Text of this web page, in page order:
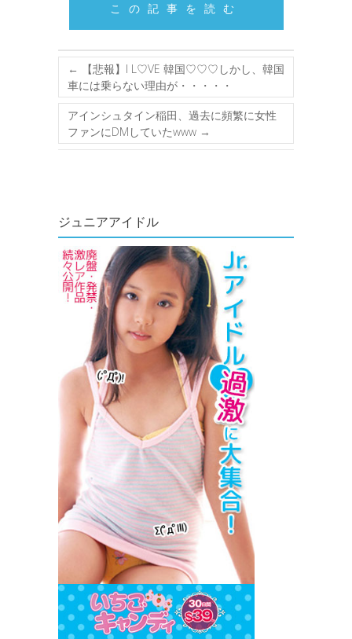
この記事を読む
←
【悲報】I L♡VE 韓国♡♡♡しかし、韓国
車には乗らない理由が・・・・・
アインシュタイン稲田、過去に頻繁に女性
ファンにDMしていたwww →
ジュニアアイドル